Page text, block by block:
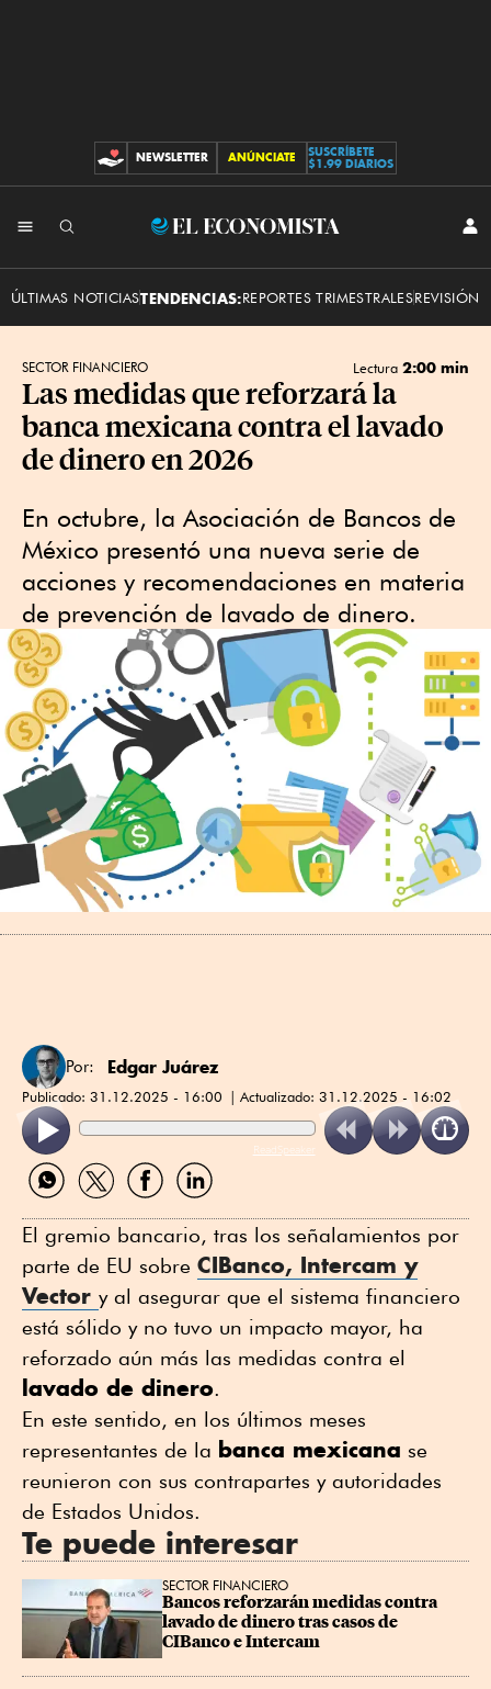
CONTRIBUCIONES
NEWSLETTER ANÚNCIATE
SUSCRÍBETE
$1.99 DIARIOS
El
ÚLTIMAS NOTICIASTENDENCIAS:REPORTES TRIMESTRALESREVISIÓN
SECTOR FINANCIERO Lectura 2:00 min
Las medidas que reforzará la
banca mexicana contra el lavado
de dinero en 2026
En octubre, la Asociación de Bancos de
México presentó una nueva serie de
acciones y recomendaciones en materia
de prevención de lavado de dinero.
Por: Edgar Juárez
Publicado: 31.12.2025 - 16:00 Actualizado: 31.12.2025 - 16:02
ReadSpeaker
Compartir
por
Compartir
por
Compartir
por
Compartir
por
El gremio bancario, tras los señalamientos por
parte de EU sobre CIBanco, Intercam y
Vector y al asegurar que el sistema financiero
está sólido y no tuvo un impacto mayor, ha
reforzado aún más las medidas contra el
lavado de dinero.
En este sentido, en los últimos meses
representantes de la banca mexicana se
reunieron con sus contrapartes y autoridades
de Estados Unidos.
Te puede interesar
SECTOR FINANCIERO
Bancos reforzarán medidas contra
lavado de dinero tras casos de
CIBanco e Intercam